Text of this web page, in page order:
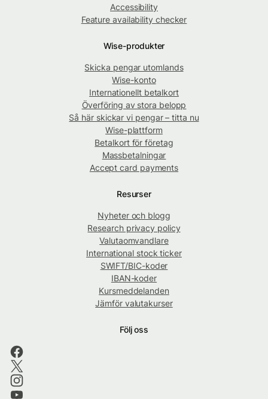
Accessibility
Feature availability checker
Wise-produkter
Skicka pengar utomlands
Wise-konto
Internationellt betalkort
Överföring av stora belopp
Så här skickar vi pengar – titta nu
Wise-plattform
Betalkort för företag
Massbetalningar
Accept card payments
Resurser
Nyheter och blogg
Research privacy policy
Valutaomvandlare
International stock ticker
SWIFT/BIC-koder
IBAN-koder
Kursmeddelanden
Jämför valutakurser
Följ oss